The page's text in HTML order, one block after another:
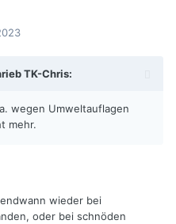
TK-Chris:
wegen Umweltauflagen
mehr.
wieder bei
oder bei schnöden